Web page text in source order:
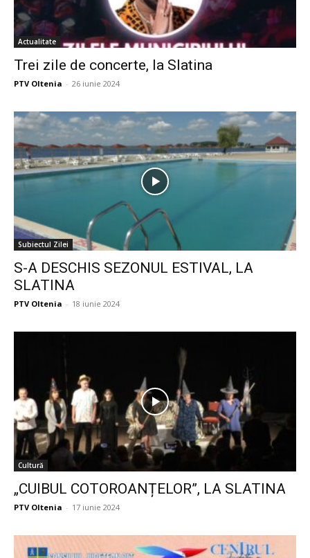
Actualitate
Trei zile de concerte, la Slatina
PTV Oltenia - 26 iunie 2024
Subiectul Zilei
S-A DESCHIS SEZONUL ESTIVAL, LA
SLATINA
PTV Oltenia - 18 iunie 2024
Cultură
„CUIBUL COTOROANȚELOR”, LA SLATINA
PTV Oltenia - 17 iunie 2024